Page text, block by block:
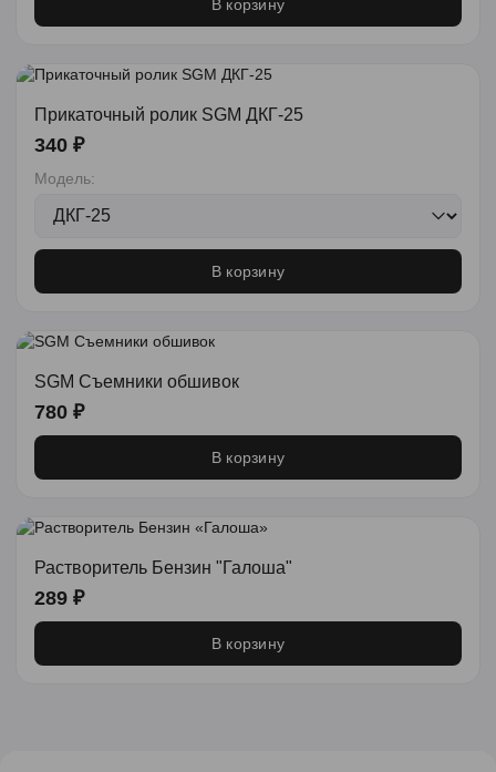
В корзину
Прикаточный ролик SGM ДКГ-25
340 ₽
Модель:
В корзину
SGM Съемники обшивок
780 ₽
В корзину
Растворитель Бензин "Галоша"
289 ₽
В корзину